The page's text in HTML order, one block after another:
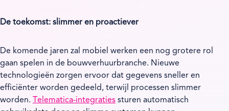
De toekomst: slimmer en proactiever
De komende jaren zal mobiel werken een nog grotere rol
gaan spelen in de bouwverhuurbranche. Nieuwe
technologieën zorgen ervoor dat gegevens sneller en
efficiënter worden gedeeld, terwijl processen slimmer
worden.
Telematica-integraties sturen automatisch